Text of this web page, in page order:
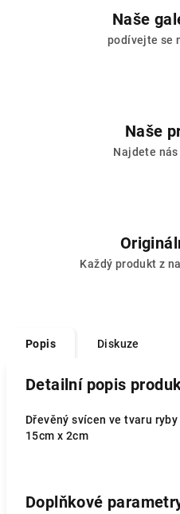
Naše
podívejte se
Naše
Najdete
Každý produkt z
Popis Diskuze
Detailní popis
Dřevěný svícen ve tvaru
15cm x 2cm
Doplňkové